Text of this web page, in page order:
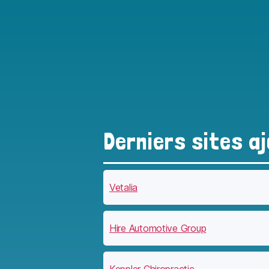
Derniers sites
Vetalia
Hire Automotive Group